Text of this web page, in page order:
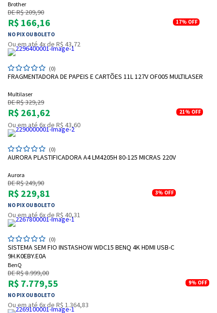
Brother
DE R$ 209,90
R$ 166,16
NO PIX OU BOLETO
17% OFF
Ou em até 4x de R$ 43,72
(0)
FRAGMENTADORA DE PAPEIS E CARTÕES 11L 127V OF005 MULTILASER
Multilaser
DE R$ 329,29
R$ 261,62 21% OFF
Ou em até 6x de R$ 43,60
(0)
AURORA PLASTIFICADORA A4 LM4205H 80-125 MICRAS 220V
Aurora
DE R$ 249,90
R$ 229,81
NO PIX OU BOLETO
3% OFF
Ou em até 6x de R$ 40,31
(0)
SISTEMA SEM FIO INSTASHOW WDC15 BENQ 4K HDMI USB-C
9H.K0EBY.E0A
BenQ
DE R$ 8.999,00
R$ 7.779,55
NO PIX OU BOLETO
9% OFF
Ou em até 6x de R$ 1.364,83